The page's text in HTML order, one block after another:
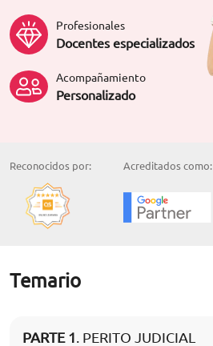
Profesionales
Docentes especializados
Acompañamiento
Personalizado
Reconocidos por: Acreditados como:
Temario
PARTE 1. PERITO JUDICIAL